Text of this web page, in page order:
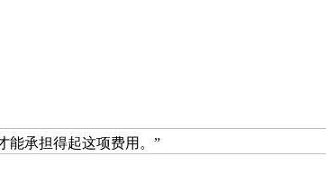
能承担得起这项费用。”